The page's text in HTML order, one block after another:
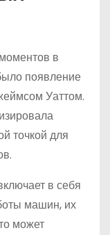
в
появление
Уаттом.
точкой для
в себя
машин, их
может